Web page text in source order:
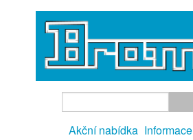
Akční nabídka Informace